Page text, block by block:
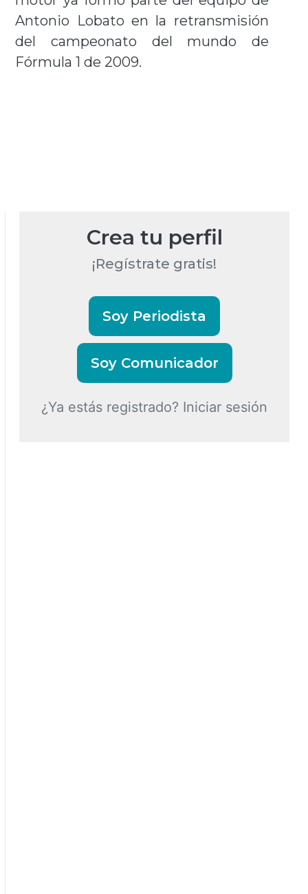
Antonio Lobato en la retransmisión
del campeonato del mundo de
Fórmula 1 de 2009.
Crea tu perfil
¡Regístrate gratis!
Soy Periodista
Soy Comunicador
¿Ya estás registrado? Iniciar sesión